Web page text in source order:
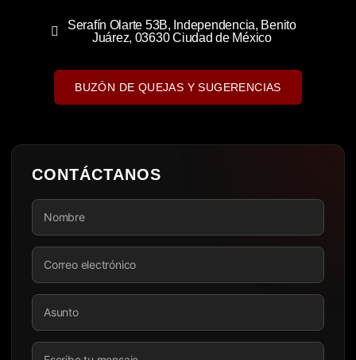
Serafín Olarte 53B, Independencia, Benito
Juárez, 03630 Ciudad de México
BUZÓN DE QUEJAS Y SUGERENCIAS
CONTÁCTANOS